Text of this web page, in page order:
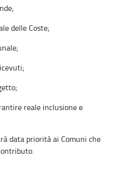
delle Coste;
reale inclusione e
data priorità ai Comuni che